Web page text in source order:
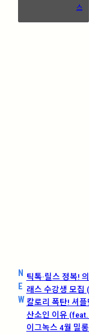
스
N
E
W
틱톡·릴스 정복!
래스 수강생 모집
칼로리 폭탄! 셔
산소인 이유
이그녹스 4월 밀